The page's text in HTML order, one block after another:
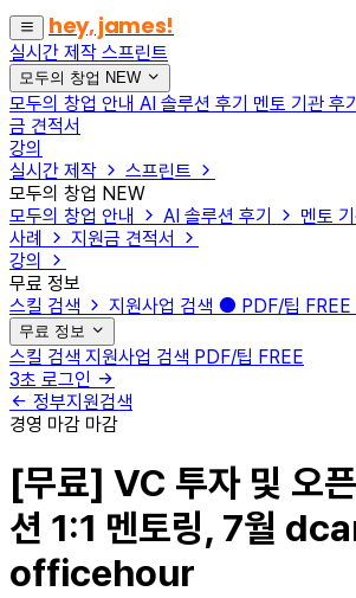
hey, james!
실시간 제작 스프린트
모두의 창업 NEW
모두의 창업 안내 AI 솔루션 후기 멘토 기관 후
금 견적서
강의
실시간 제작
스프린트
모두의 창업 NEW
모두의 창업 안내
AI 솔루션 후기 멘토
사례
지원금 견적서
강의
무료 정보
스킬 검색
지원사업 검색 PDF/팁 FREE
무료 정보
스킬 검색 지원사업 검색 PDF/팁 FREE
3초 로그인
정부지원검색
경영 마감 마감
[무료] VC 투자 및 오픈
션 1:1 멘토링, 7월
officehour